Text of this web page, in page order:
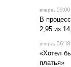
вчера, 09:00
В
2,95 из
вчера, 06:18
«Хотел
платья»